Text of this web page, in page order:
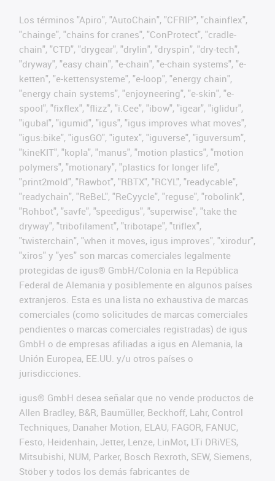
Los términos "Apiro", "AutoChain", "CFRIP", "chainflex",
"chainge", "chains for cranes", "ConProtect", "cradle-
chain", "CTD", "drygear", "drylin", "dryspin", "dry-tech",
"dryway", "easy chain", "e-chain", "e-chain systems", "e-
ketten", "e-kettensysteme", "e-loop", "energy chain",
"energy chain systems", "enjoyneering", "e-skin", "e-
spool", "fixflex", "flizz", "i.Cee", "ibow", "igear", "iglidur",
"igubal", "igumid", "igus", "igus improves what moves",
"igus:bike", "igusGO", "igutex", "iguverse", "iguversum",
"kineKIT", "kopla", "manus", "motion plastics", "motion
polymers", "motionary", "plastics for longer life",
"print2mold", "Rawbot", "RBTX", "RCYL", "readycable",
"readychain", "ReBeL", "ReCyycle", "reguse", "robolink",
"Rohbot", "savfe", "speedigus", "superwise", "take the
dryway", "tribofilament", "tribotape", "triflex",
"twisterchain", "when it moves, igus improves", "xirodur",
"xiros" y "yes" son marcas comerciales legalmente
protegidas de igus® GmbH/Colonia en la República
Federal de Alemania y posiblemente en algunos países
extranjeros. Esta es una lista no exhaustiva de marcas
comerciales (como solicitudes de marcas comerciales
pendientes o marcas comerciales registradas) de igus
GmbH o de empresas afiliadas a igus en Alemania, la
Unión Europea, EE.UU. y/u otros países o
jurisdicciones.
igus® GmbH desea señalar que no vende productos de
Allen Bradley, B&R, Baumüller, Beckhoff, Lahr, Control
Techniques, Danaher Motion, ELAU, FAGOR, FANUC,
Festo, Heidenhain, Jetter, Lenze, LinMot, LTi DRiVES,
Mitsubishi, NUM, Parker, Bosch Rexroth, SEW, Siemens,
Stöber y todos los demás fabricantes de